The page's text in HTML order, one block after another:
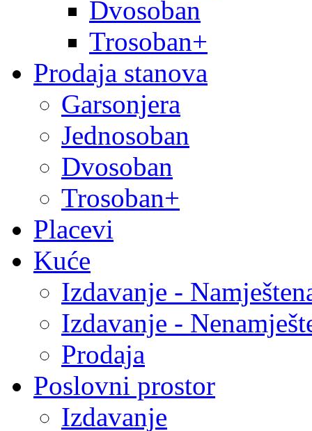
Dvosoban
Trosoban+
Prodaja stanova
Garsonjera
Jednosoban
Dvosoban
Trosoban+
Placevi
Kuće
Izdavanje -
Izdavanje -
Prodaja
Poslovni prostor
Izdavanje